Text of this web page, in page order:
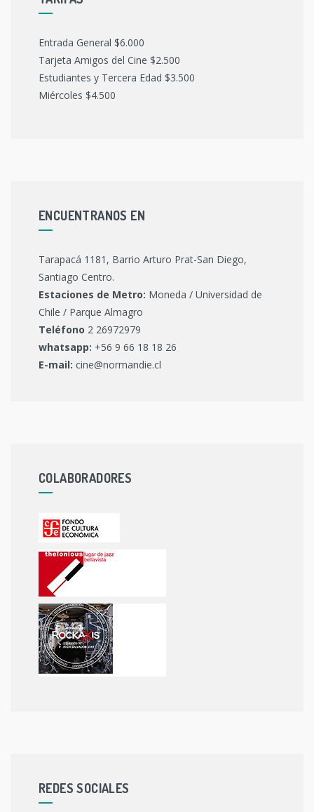
Entrada General $6.000
Tarjeta Amigos del Cine $2.500
Estudiantes y Tercera Edad $3.500
Miércoles $4.500
ENCUENTRANOS EN
Tarapacá 1181, Barrio Arturo Prat-San Diego,
Santiago Centro.
Estaciones de Metro: Moneda / Universidad de
Chile / Parque Almagro
Teléfono 2 26972979
whatsapp: +56 9 66 18 18 26
E-mail: cine@normandie.cl
COLABORADORES
REDES SOCIALES